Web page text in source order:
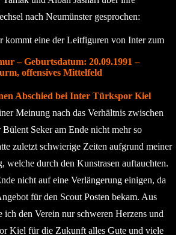
nach Neumünster gesprochen:
– Geburtsdatum: 20.09.1991 –
offensives Mittelfeld
Abschied bei Inter Türkspor Kiel
Meinung nach das Verhältnis zwischen
Seker am Ende nicht mehr so
zuletzt schwierige Zeiten aufgrund meiner
welche durch den Kunstrasen auftauchten.
nicht auf eine Verlängerung einigen, da
für den Scout Posten bekam. Aus
ich den Verein nur schweren Herzens und
Kiel für die Zukunft alles Gute und viele